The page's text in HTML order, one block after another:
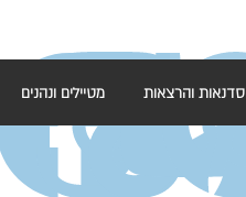
סדנאות והרצאות מטיילים ונהנים